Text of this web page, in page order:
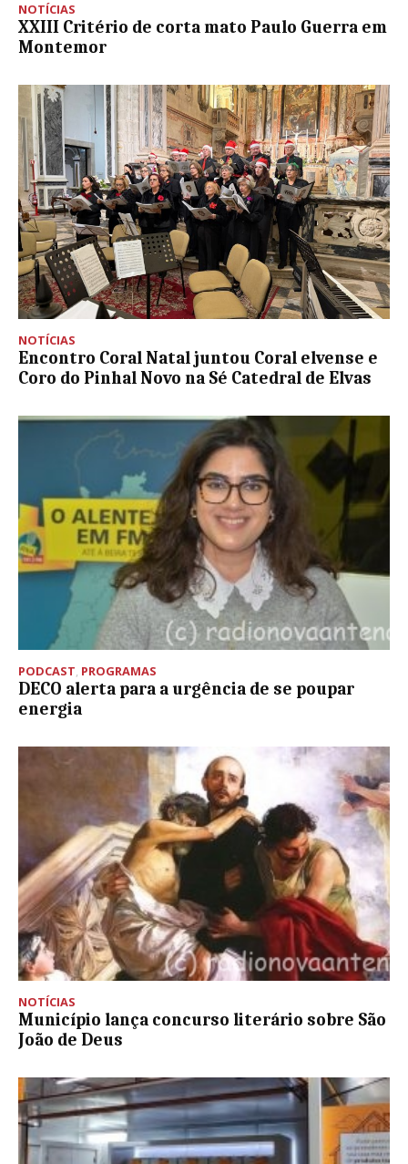
NOTÍCIAS
XXIII Critério de corta mato Paulo Guerra em
Montemor
NOTÍCIAS
Encontro Coral Natal juntou Coral elvense e
Coro do Pinhal Novo na Sé Catedral de Elvas
PODCAST, PROGRAMAS
DECO alerta para a urgência de se poupar
energia
NOTÍCIAS
Município lança concurso literário sobre São
João de Deus